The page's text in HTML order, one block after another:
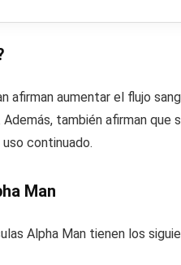
afirman aumentar el flujo
también afirman que
continuado.
Man
Alpha Man tienen los